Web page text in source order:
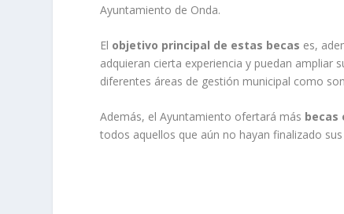
Ayuntamiento de Onda.
El objetivo principal de estas becas es,
adquieran cierta experiencia y puedan ampliar
diferentes áreas de gestión municipal como
Además, el Ayuntamiento ofertará más becas
todos aquellos que aún no hayan finalizado